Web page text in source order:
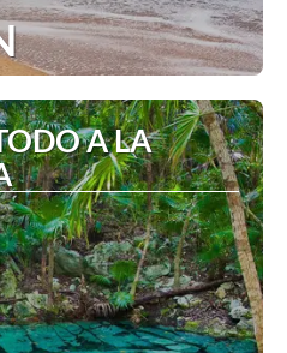
Ver
A LA